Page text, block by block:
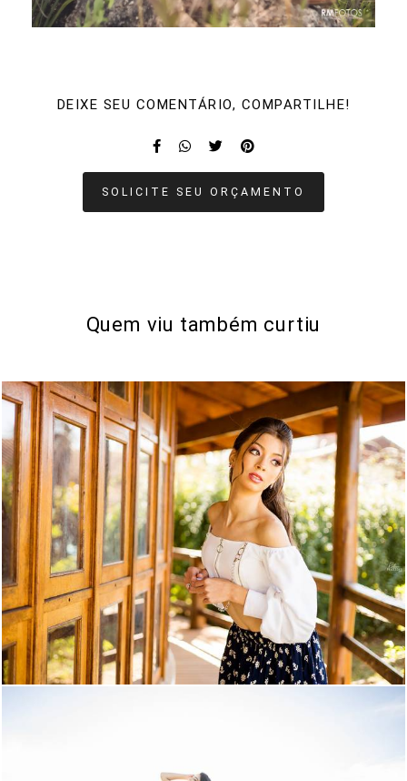
DEIXE SEU COMENTÁRIO, COMPARTILHE!
SOLICITE SEU ORÇAMENTO
Quem viu também curtiu
1286 487